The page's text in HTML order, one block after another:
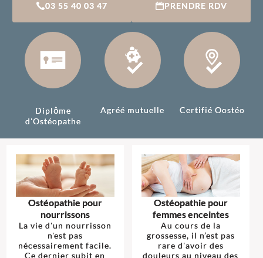
03 55 40 03 47 PRENDRE RDV
Diplôme
d'Ostéopathe
Agréé mutuelle Certifié Oostéo
Ostéopathie pour
nourrissons
La vie d'un nourrisson
n'est pas
nécessairement facile.
Ce dernier subit en
Ostéopathie pour
femmes enceintes
Au cours de la
grossesse, il n’est pas
rare d'avoir des
douleurs au niveau des